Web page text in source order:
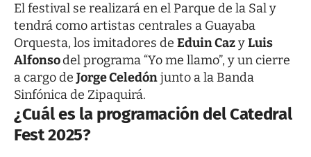
El festival se realizará en el Parque de la Sal y
tendrá como artistas centrales a Guayaba
Orquesta, los imitadores de Eduin CazyLuis
Alfonsodel programa “Yo me llamo”, y un cierre
a cargo de Jorge Celedónjunto a la Banda
Sinfónica de Zipaquirá.
¿Cuál es la programación del Catedral
Fest 2025?